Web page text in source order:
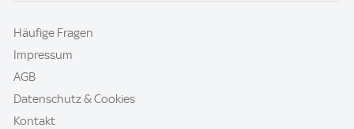
Häufige Fragen
Impressum
AGB
Datenschutz & Cookies
Kontakt